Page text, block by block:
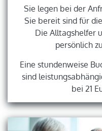
Sie legen bei der
Sie bereit sind für
Die Alltagshelfer
persönlich
Eine stundenweise
sind
bei 21